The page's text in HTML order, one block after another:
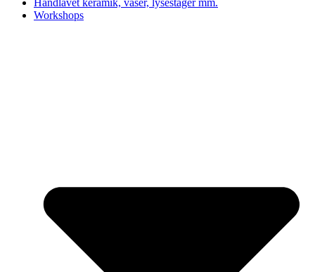
Håndlavet keramik, vaser, lysestager mm.
Workshops